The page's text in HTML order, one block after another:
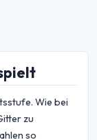
Wie bei
zu
so